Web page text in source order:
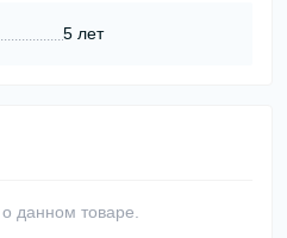
5 лет
данном товаре.